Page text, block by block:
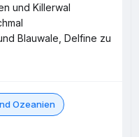
und Killerwal
Blauwale, Delfine zu
Ozeanien